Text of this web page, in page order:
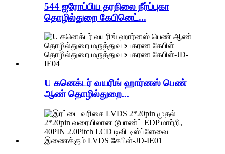
544 ஐரோப்பிய தரநிலை நீர்ப்புகா
தொழில்துறை கேபினெட்...
U கனெக்டர் வயரிங் ஹார்னஸ் பெண்
ஆண் தொழில்துறை...